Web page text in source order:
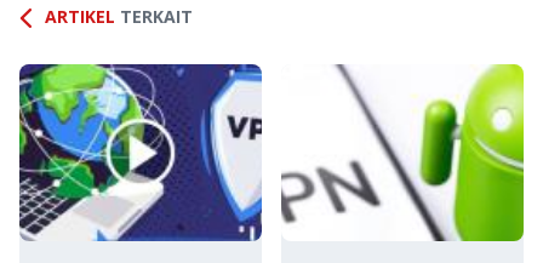
ARTIKEL TERKAIT